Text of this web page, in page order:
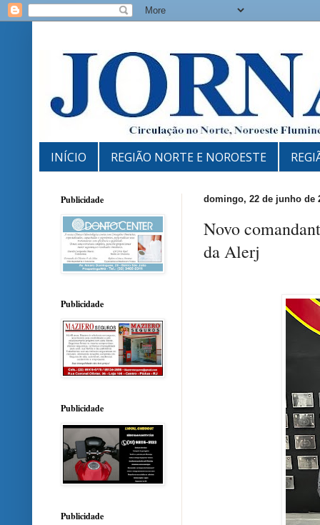
INÍCIO REGIÃO NORTE E NOROESTE
domingo, 22 de junho de
Novo
da Alerj
Publicidade
Publicidade
Publicidade
Publicidade